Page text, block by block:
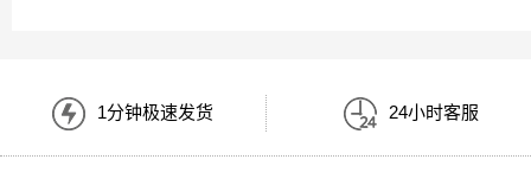
1分钟极速发货 24小时客服